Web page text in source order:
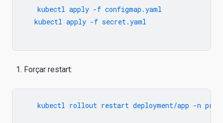
   kubectl apply -f configmap.yaml
   kubectl apply -f secret.yaml
Forçar restart:
   kubectl rollout restart deployment/app -n prod